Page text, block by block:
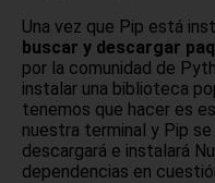
Una vez que Pip está
buscar y descargar
por la comunidad de
instalar una biblioteca
tenemos que hacer es
nuestra terminal y Pip
descargará e instalará
dependencias en